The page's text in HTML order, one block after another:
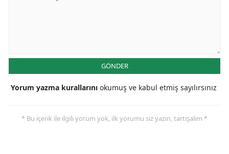
GÖNDER
Yorum yazma kurallarını okumuş ve kabul etmiş sayılırsınız
* Bu içerik ile ilgili yorum yok, ilk yorumu siz yazın, tartışalım *